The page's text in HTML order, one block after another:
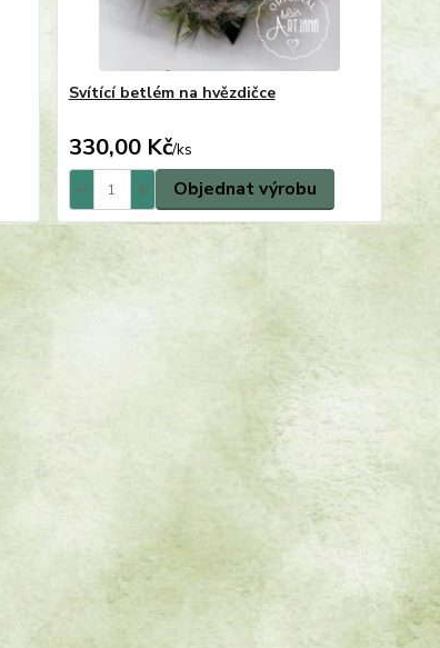
Svítící betlém na hvězdičce
330,00 Kč/ks
Objednat výrobu